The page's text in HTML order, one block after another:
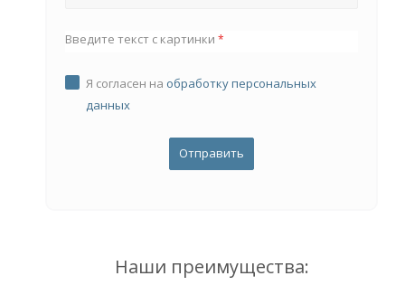
Введите текст с картинки *
Я согласен на обработку персональных
данных
Наши преимущества: